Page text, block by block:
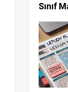
Sınıf